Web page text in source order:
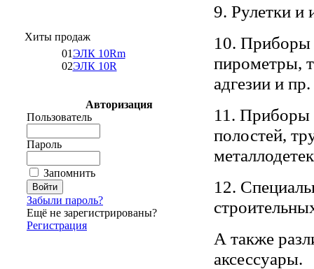
Хиты продаж
01ЭЛК 10Rm
02ЭЛК 10R
Авторизация
Пользователь
Пароль
Запомнить
Забыли пароль?
Ещё не зарегистрированы?
Регистрация
9. Рулетки и
10. Приборы
пирометры,
адгезии и
11. Приборы
полостей,
12.
А также
аксессуары.